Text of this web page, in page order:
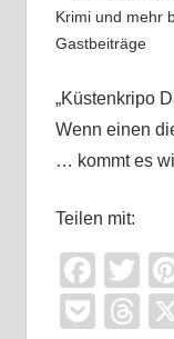
Krimi und mehr
Gastbeiträge
„Küstenkripo
Wenn einen
… kommt es
Teilen mit: